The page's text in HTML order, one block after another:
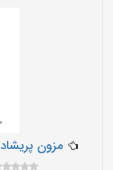
مزون پریشاد